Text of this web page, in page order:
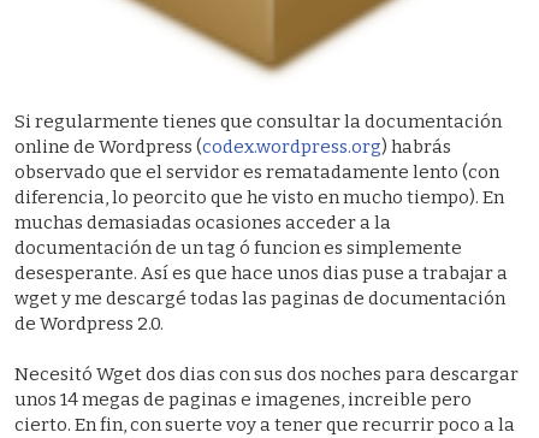
Si regularmente tienes que consultar la documentación
online de Wordpress (codex.wordpress.org) habrás
observado que el servidor es rematadamente lento (con
diferencia, lo peorcito que he visto en mucho tiempo). En
muchas demasiadas ocasiones acceder a la
documentación de un tag ó funcion es simplemente
desesperante. Así es que hace unos dias puse a trabajar a
wget y me descargé todas las paginas de documentación
de Wordpress 2.0.
Necesitó Wget dos dias con sus dos noches para descargar
unos 14 megas de paginas e imagenes, increible pero
cierto. En fin, con suerte voy a tener que recurrir poco a la